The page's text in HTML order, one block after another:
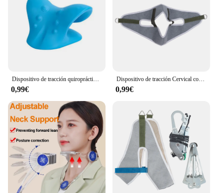
0,99€
Dispositivo de tracción Cervical colgante, accesorios para el cuello, cinturón de estiramiento, lona, columna vertebral, almohadilla de cojín de tracción quiropráctica
0,99€